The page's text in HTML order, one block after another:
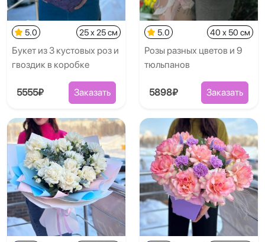
5.0 25 x 25 см
Букет из 3 кустовых роз и
гвоздик в коробке
5555₽ Заказать
5.0 40 x 50 см
Розы разных цветов и 9
тюльпанов
5898₽ Заказать